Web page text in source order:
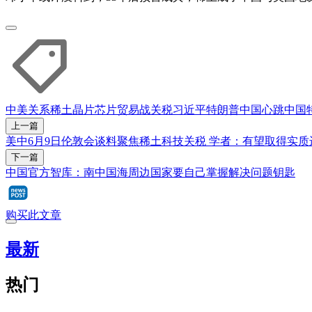
中美关系稀土晶片芯片贸易战关税习近平特朗普中国心跳中国
上一篇
美中6月9日伦敦会谈料聚焦稀土科技关税 学者：有望取得实质
下一篇
中国官方智库：南中国海周边国家要自己掌握解决问题钥匙
购买此文章
最新
热门